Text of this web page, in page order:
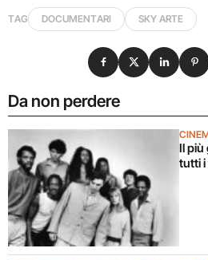
TAG DOCUMENTARI SKY ARTE
Da non perdere
Il più
tutti i
Condividi su
Condividi su X
Condividi